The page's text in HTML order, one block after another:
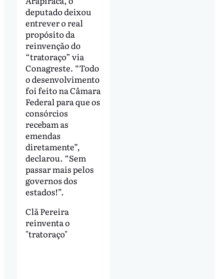
deputado deixou
entrever o real
propósito da
reinvenção do
“tratoraço” via
Conagreste. “Todo
o desenvolvimento
foi feito na Câmara
Federal para que os
consórcios
recebam as
emendas
diretamente”,
declarou. “Sem
passar mais pelos
governos dos
estados!”.
Clã Pereira
reinventa o
"tratoraço"